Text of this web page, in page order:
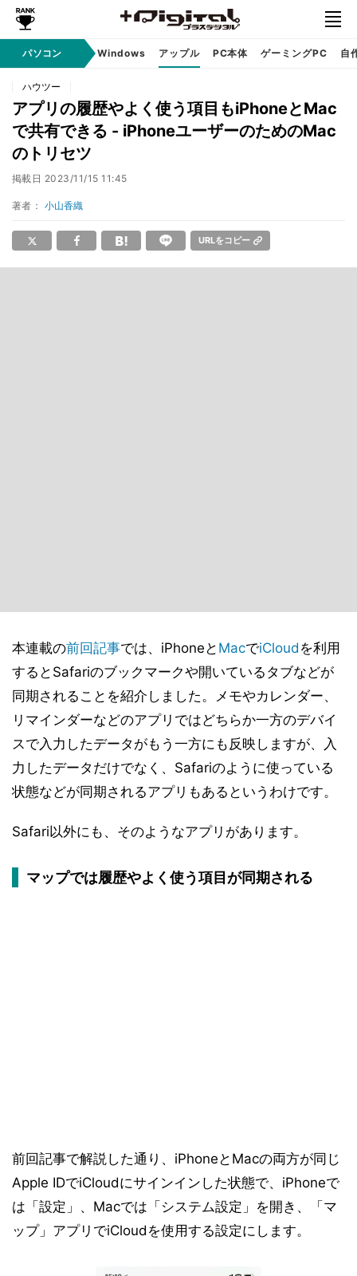
パソコン Windows アップル PC本体 ゲーミングPC 自
ハウツー
アプリの履歴やよく使う項目もiPhoneとMac
で共有できる - iPhoneユーザーのためのMac
のトリセツ
掲載日 2023/11/15 11:45
著者： 小山香織
URLをコピー
本連載の前回記事では、iPhoneと MacでiCloud を利用
するとSafariのブックマークや開いているタブなどが
同期されることを紹介しました。メモやカレンダー、
リマインダーなどのアプリではどちらか一方のデバイ
スで入力したデータがもう一方にも反映しますが、入
力したデータだけでなく、Safariのように使っている
状態などが同期されるアプリもあるというわけです。
Safari以外にも、そのようなアプリがあります。
マップでは履歴やよく使う項目が同期される
前回記事で解説した通り、iPhoneとMacの両方が同じ
Apple IDでiCloudにサインインした状態で、iPhoneで
は「設定」、Macでは「システム設定」を開き、「マ
ップ」アプリでiCloudを使用する設定にします。